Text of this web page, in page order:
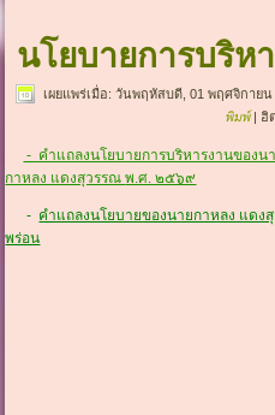
นโยบายการบริห
เผยแพร่เมื่อ: วันพฤหัสบดี, 01 พฤศจิกายน
พิมพ์
|
- คำแถลงนโยบายการบริหารงานของน
กาหลง แดงสุวรรณพ.ศ. ๒๕๖๙
- คำแถลงนโยบายของนายกาหลง แดง
พร่อน